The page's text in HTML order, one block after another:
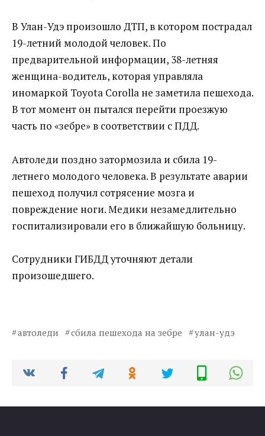
В Улан-Удэ произошло ДТП, в котором пострадал
19-летний молодой человек. По
предварительной информации, 38-летняя
женщина-водитель, которая управляла
иномаркой Toyota Corolla не заметила пешехода.
В тот момент он пытался перейти проезжую
часть по «зебре» в соответствии с ПДД.
Автоледи поздно затормозила и сбила 19-
летнего молодого человека. В результате аварии
пешеход получил сотрясение мозга и
повреждение ноги. Медики незамедлительно
госпитализировали его в ближайшую больницу.
Сотрудники ГИБДД уточняют детали
произошедшего.
автоледи сбила пешехода на зебре улан-удэ